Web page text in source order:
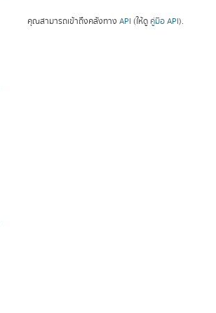
คุณสามารถเข้าถึงคลังทาง API (ให้ดู คู่มือ API).